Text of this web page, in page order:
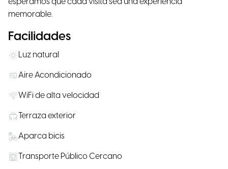
esperamos que cada visita sea una experiencia
memorable.
Facilidades
Luz natural
Aire Acondicionado
WiFi de alta velocidad
Terraza exterior
Aparca bicis
Transporte Público Cercano